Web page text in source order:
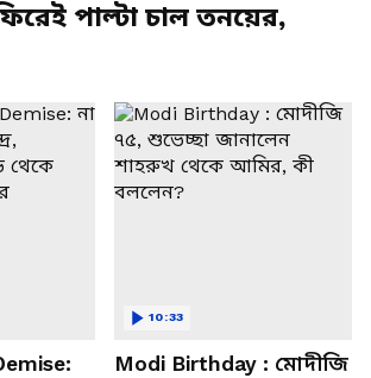
পাল্টা চাল তনয়ের,
Modi Birthday : মোদীজি
10:33